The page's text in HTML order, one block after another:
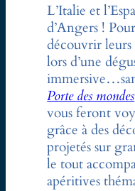
L’Italie et
d’Angers !
découvrir leurs
lors d’une
Porte des mondes
vous feront
grâce à des
projetés sur
le tout
apéritives